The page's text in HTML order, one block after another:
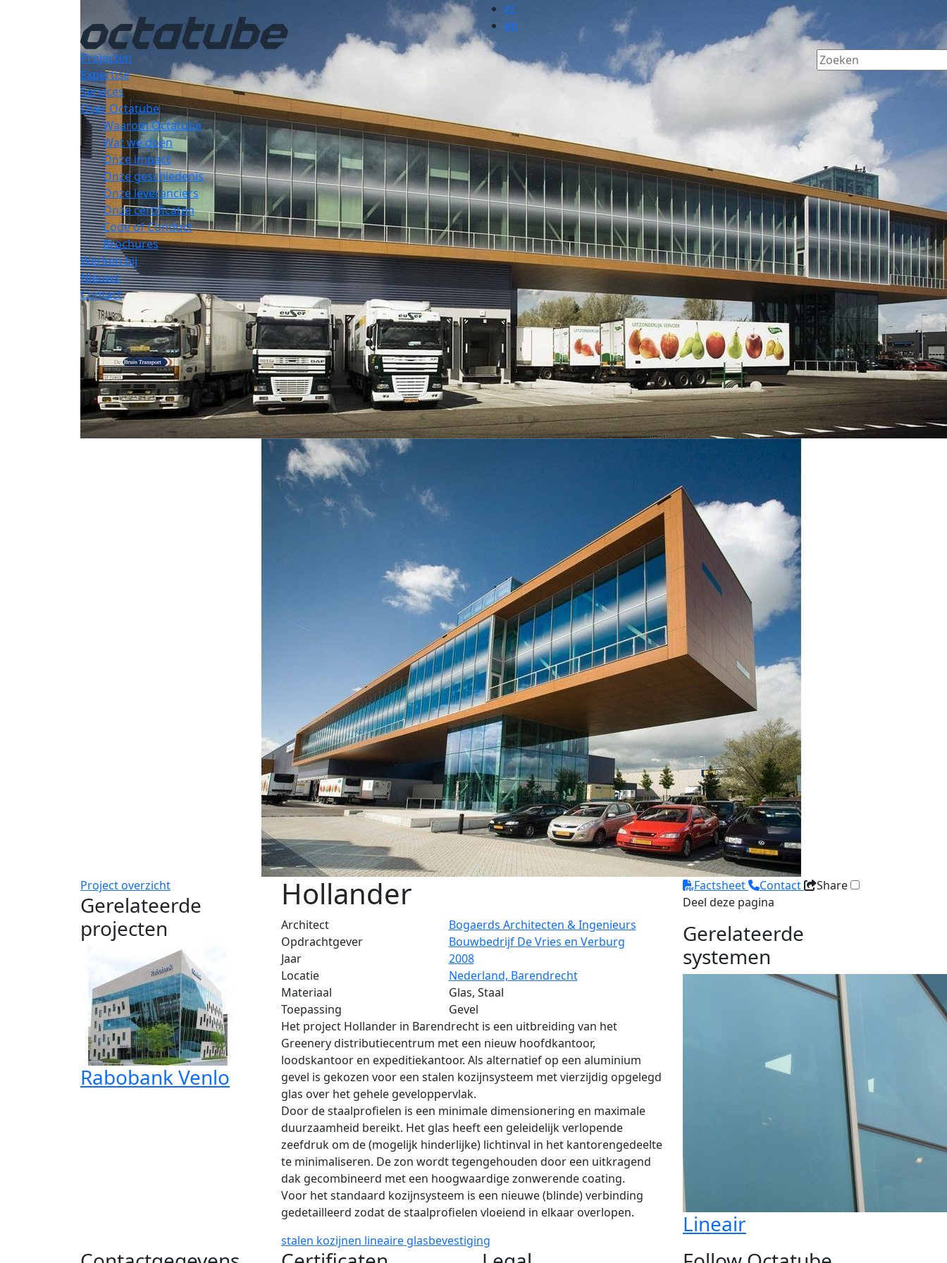
nl
en
Projecten
Expertise
Services
Over Octatube
Waarom Octatube
Wat we doen
Onze impact
Onze geschiedenis
Onze leveranciers
Onze certificaten
Code of Conduct
Brochures
Werken bij
Nieuws
Contact
Project overzicht
Gerelateerde
projecten
Rabobank Venlo
Hollander
Architect
Bogaerds Architecten & Ingenieurs
Opdrachtgever
Bouwbedrijf De Vries en Verburg
Jaar
2008
Locatie
Nederland, Barendrecht
Materiaal
Glas, Staal
Toepassing
Gevel
Het project Hollander in Barendrecht is een uitbreiding van het
Greenery distributiecentrum met een nieuw hoofdkantoor,
loodskantoor en expeditiekantoor. Als alternatief op een aluminium
gevel is gekozen voor een stalen kozijnsysteem met vierzijdig opgelegd
glas over het gehele geveloppervlak.
Door de staalprofielen is een minimale dimensionering en maximale
duurzaamheid bereikt. Het glas heeft een geleidelijk verlopende
zeefdruk om de (mogelijk hinderlijke) lichtinval in het kantorengedeelte
te minimaliseren. De zon wordt tegengehouden door een uitkragend
dak gecombineerd met een hoogwaardige zonwerende coating.
Voor het standaard kozijnsysteem is een nieuwe (blinde) verbinding
gedetailleerd zodat de staalprofielen vloeiend in elkaar overlopen.
stalen kozijnen lineaire glasbevestiging
Factsheet Contact
Share
Deel deze pagina
Gerelateerde
systemen
Lineair